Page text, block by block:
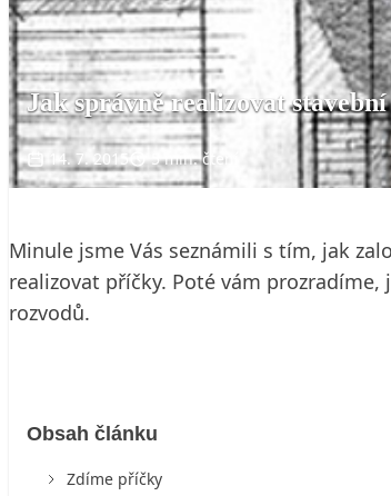
Jak správně realizovat
14. 7. 2015 5 min. čtení
Minule jsme Vás seznámili s tím, jak
realizovat příčky. Poté vám
rozvodů.
Obsah článku
Zdíme příčky